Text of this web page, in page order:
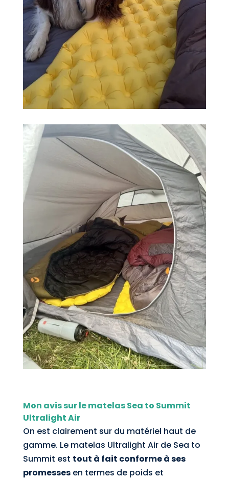
Mon avis sur le matelas Sea to Summit
Ultralight Air
On est clairement sur du matériel haut de
gamme. Le matelas Ultralight Air de Sea to
Summit est tout à fait conforme à ses
promessesen termes de poids et